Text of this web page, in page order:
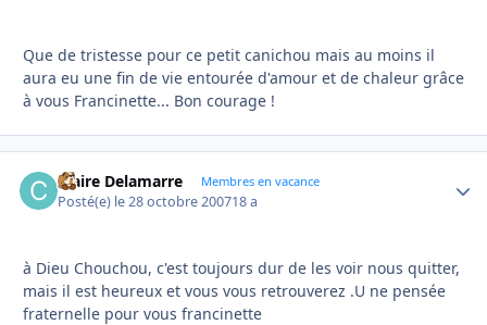
Que de tristesse pour ce petit canichou mais au moins il
aura eu une fin de vie entourée d'amour et de chaleur grâce
à vous Francinette... Bon courage !
Claire Delamarre Membres en vacance
Posté(e) le 28 octobre 200718 a
à Dieu Chouchou, c'est toujours dur de les voir nous quitter,
mais il est heureux et vous vous retrouverez .U ne pensée
fraternelle pour vous francinette